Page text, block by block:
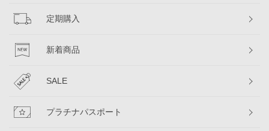
定期購入
新着商品
SALE
プラチナパスポート